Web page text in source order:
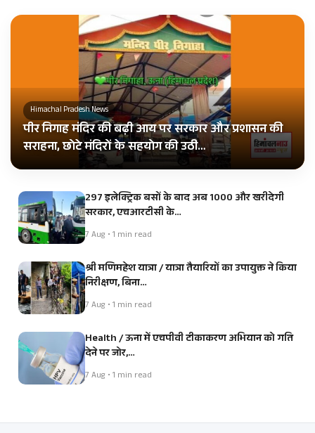
Himachal Pradesh News
पीर निगाह मंदिर की बढ़ी आय पर सरकार और प्रशासन की
सराहना, छोटे मंदिरों के सहयोग की उठी…
297 इलेक्ट्रिक बसों के बाद अब 1000 और खरीदेगी
सरकार, एचआरटीसी के…
7 Aug • 1 min read
श्री मणिमहेश यात्रा / यात्रा तैयारियों का उपायुक्त ने किया
निरीक्षण, बिना…
7 Aug • 1 min read
Health / ऊना में एचपीवी टीकाकरण अभियान को गति
देने पर जोर,…
7 Aug • 1 min read